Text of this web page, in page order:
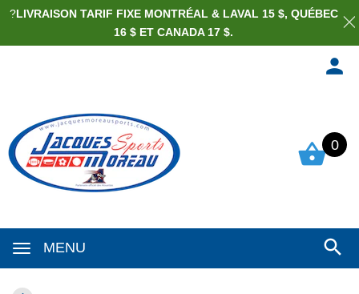
MENU
0
?LIVRAISON TARIF FIXE MONTRÉAL & LAVAL 15 $, QUÉBEC
16 $ ET CANADA 17 $.